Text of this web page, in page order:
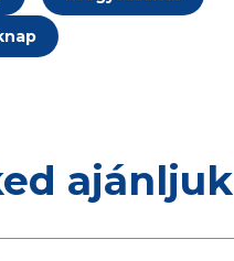
ajánljuk